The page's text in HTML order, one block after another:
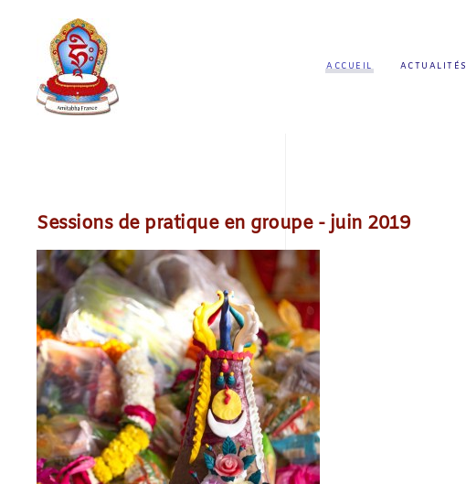
ACCUEIL ACTUALITÉS
Sessions de pratique en groupe - juin 2019